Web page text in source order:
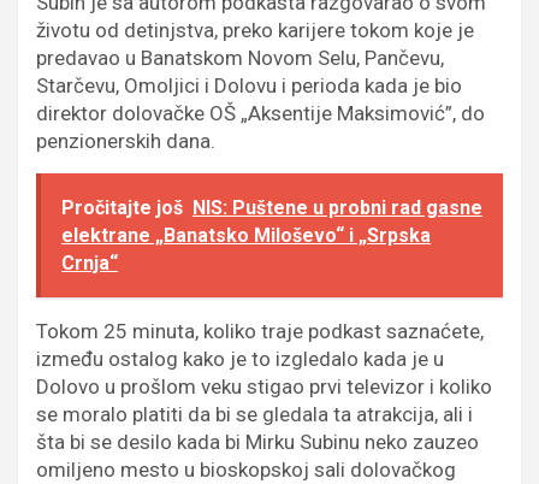
životu od detinjstva, preko karijere tokom koje je
predavao u Banatskom Novom Selu, Pančevu,
Starčevu, Omoljici i Dolovu i perioda kada je bio
direktor dolovačke OŠ „Aksentije Maksimović”, do
penzionerskih dana.
Pročitajte još NIS: Puštene u probni rad gasne
elektrane „Banatsko Miloševo“ i „Srpska
Crnja“
Tokom 25 minuta, koliko traje podkast saznaćete,
između ostalog kako je to izgledalo kada je u
Dolovo u prošlom veku stigao prvi televizor i koliko
se moralo platiti da bi se gledala ta atrakcija, ali i
šta bi se desilo kada bi Mirku Subinu neko zauzeo
omiljeno mesto u bioskopskoj sali dolovačkog